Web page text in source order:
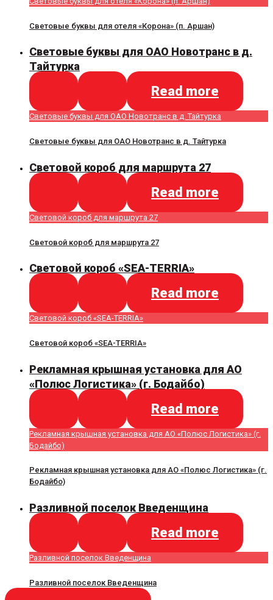
Световые буквы для отеля «Корона» (п. Аршан)
Световые буквы для ОАО Новотранс в д.
Тайтурка
Read more
Световые буквы для ОАО Новотранс в д. Тайтурка
Световые буквы для ОАО Новотранс в д. Тайтурка
Световой короб для маршрута 27
Read more
Световой короб для маршрута 27
Световой короб для маршрута 27
Световой короб «SEA-TERRIA»
Read more
Световой короб «SEA-TERRIA»
Световой короб «SEA-TERRIA»
Рекламная крышная установка для АО
«Полюс Логистика» (г. Бодайбо)
Read more
Рекламная крышная установка для АО «Полюс Логистика» (г.
Бодайбо)
Рекламная крышная установка для АО «Полюс Логистика» (г.
Бодайбо)
Разливной поселок Введенщина
Read more
Разливной поселок Введенщина
Разливной поселок Введенщина